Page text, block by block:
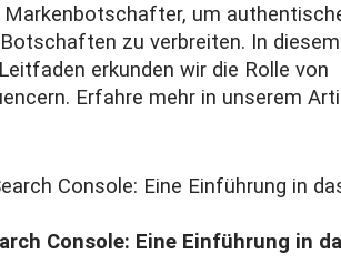
um
zu verbreiten. In diesem
erkunden wir die Rolle von
Erfahre mehr in unserem
Console: Eine Einführung in